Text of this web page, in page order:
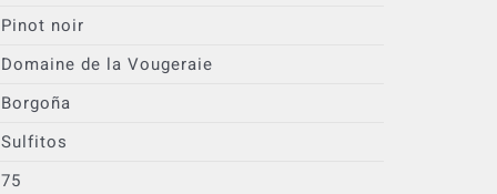
Pinot noir
Domaine de la Vougeraie
Borgoña
Sulfitos
75